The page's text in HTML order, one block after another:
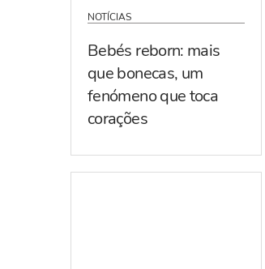
NOTÍCIAS
Bebés reborn: mais
que bonecas, um
fenómeno que toca
corações